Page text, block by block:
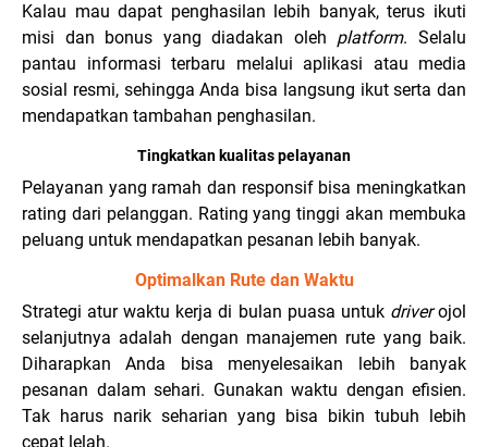
Kalau maudapat penghasilan lebih banyak, terus ikuti
misi dan bonus yangdiadakan oleh platform. Selalu
pantau informasi terbaru melalui aplikasi atau media
sosial resmi, sehingga Anda bisa langsung ikut serta dan
mendapatkan tambahan penghasilan.
Tingkatkan kualitas pelayanan
Pelayanan yang ramahdan responsif bisa meningkatkan
rating dari pelanggan. Rating yang tinggi akan membuka
peluang untuk mendapatkan pesanan lebih banyak.
Optimalkan Rute dan Waktu
Strategi atur waktu kerja di bulan puasa untuk driverojol
selanjutnya adalah dengan manajemen rute yang baik.
Diharapkan Anda bisa menyelesaikan lebih banyak
pesanan dalam sehari. Gunakan waktu dengan efisien.
Tak harus narik seharian yang bisa bikin tubuh lebih
cepat lelah.